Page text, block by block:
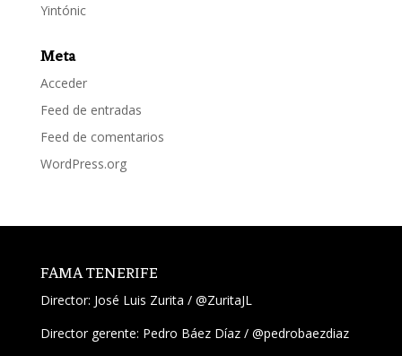
Yintónic
Meta
Acceder
Feed de entradas
Feed de comentarios
WordPress.org
FAMA TENERIFE
Director: José Luis Zurita / @ZuritaJL
Director gerente: Pedro Báez Díaz / @pedrobaezdiaz